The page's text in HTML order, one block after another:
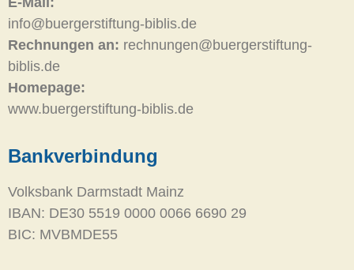
info@buergerstiftung-biblis.de
Rechnungen an: rechnungen@buergerstiftung-
biblis.de
Homepage:
www.buergerstiftung-biblis.de
Bankverbindung
Volksbank Darmstadt Mainz
IBAN: DE30 5519 0000 0066 6690 29
BIC: MVBMDE55